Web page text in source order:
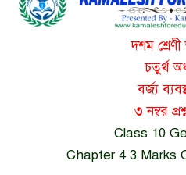
দশম
চতুর্থ
বর্জ্য
৩ নম্বর
Class 10
Chapter 4 3 Marks